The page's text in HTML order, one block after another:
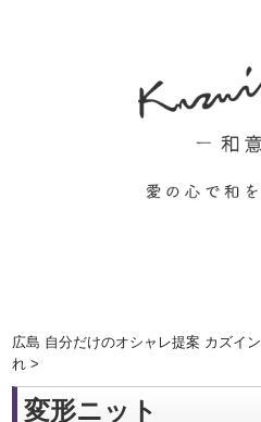
広島 自分だけのオシャレ提案 カズイン
れ >
変形ニット